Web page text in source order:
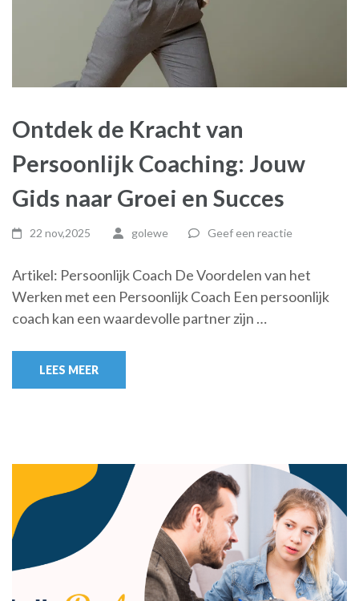
Ontdek de Kracht van
Persoonlijk Coaching: Jouw
Gids naar Groei en Succes
22 nov,2025 golewe Geef een reactie
Artikel: Persoonlijk Coach De Voordelen van het
Werken met een Persoonlijk Coach Een persoonlijk
coach kan een waardevolle partner zijn …
LEES MEER